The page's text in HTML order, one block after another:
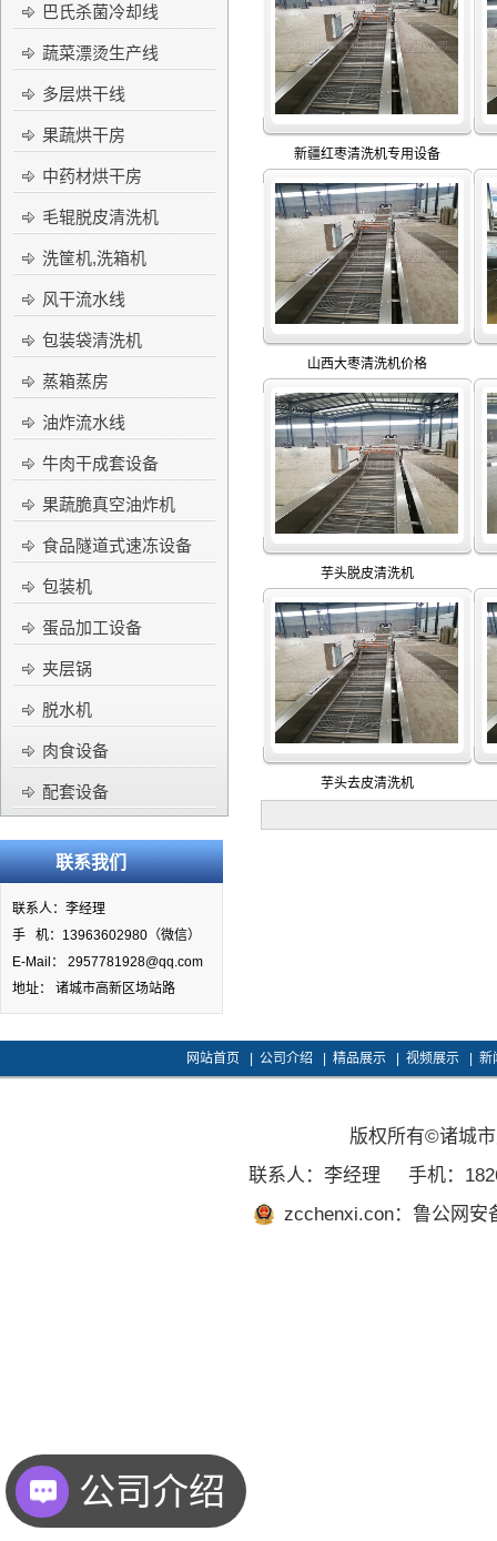
巴氏杀菌冷却线
蔬菜漂烫生产线
多层烘干线
果蔬烘干房
中药材烘干房
毛辊脱皮清洗机
洗筐机,洗箱机
风干流水线
包装袋清洗机
蒸箱蒸房
油炸流水线
牛肉干成套设备
果蔬脆真空油炸机
食品隧道式速冻设备
包装机
蛋品加工设备
夹层锅
脱水机
肉食设备
配套设备
联系我们
联系人：李经理
手 机：13963602980（微信）
E-Mail： 2957781928@qq.com
地址： 诸城市高新区场站路
新疆红枣清洗机专用设备
山西大枣清洗机价格
芋头脱皮清洗机
芋头去皮清洗机
网站首页 公司介绍 精品展示| 视频展示| 新
版权所有©诸城
联系人：李经理
手机：
zcchenxi.con：鲁公网安
公司介绍